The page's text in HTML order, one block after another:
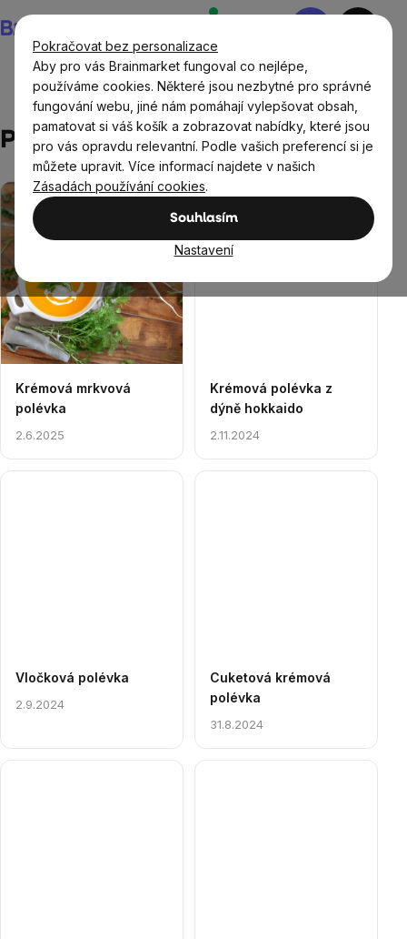
Pokračovat bez personalizace
Aby pro vás Brainmarket fungoval co nejlépe,
používáme cookies. Některé jsou nezbytné pro správné
fungování webu, jiné nám pomáhají vylepšovat obsah,
pamatovat si váš košík a zobrazovat nabídky, které jsou
pro vás opravdu relevantní. Podle vašich preferencí si je
můžete upravit. Více informací najdete v našich
Zásadách používání cookies.
Souhlasím
Nastavení
na
obsah
Nákupní
Recepty Polévky
Polévky
Výpis
článků
Krémová mrkvová
polévka
2.6.2025
Krémová polévka z
dýně hokkaido
2.11.2024
Vločková polévka
2.9.2024
Cuketová krémová
polévka
31.8.2024